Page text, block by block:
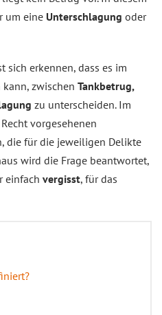
um eine Unterschlagung oder
sich erkennen, dass es im
zwischen Tankbetrug,
zu unterscheiden. Im
vorgesehenen
die für die jeweiligen Delikte
wird die Frage beantwortet,
einfach vergisst, für das